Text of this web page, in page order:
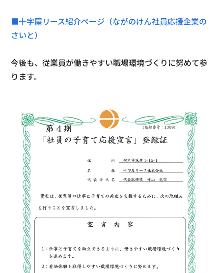
■十字屋リース紹介ページ（ながのけん社員応援企業の
さいと）
今後も、従業員が働きやすい職場環境づくりに努めて参
ります。